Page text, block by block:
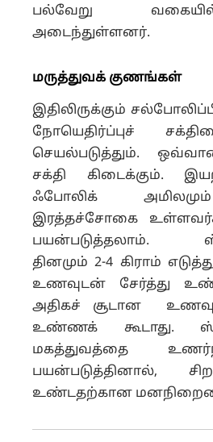
பல்வேறு
அடைந்துள்ளனர்.
மருத்துவக் குணங்கள்
இதிலிருக்கும்
நோயெதிர்ப்புச்
செயல்படுத்தும்.
சக்தி கிடைக்கும்.
ஃபோலிக்
இரத்தச்சோகை
பயன்படுத்தலாம்.
தினமும் 2-4 கிராம்
உணவுடன் சேர்த்து
அதிகச் சூடான
உண்ணக் கூடாது.
மகத்துவத்தை
பயன்படுத்தினால்,
உண்டதற்கான